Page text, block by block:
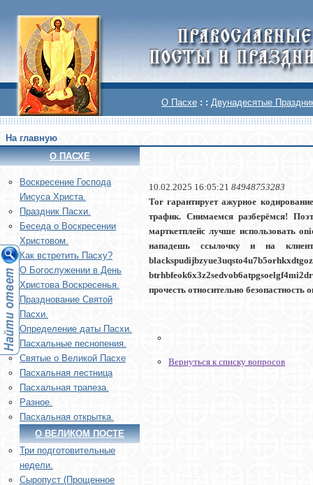
О Пасхе : : Двунадесятые
На главную
О ПАСХЕ
Воскреcение Господа
Иисуса Христа.
Праздник Пасхи.
Беседа о Воскресении
Христовом.
Как встретить Пасху?
О Богослужении в День
Христова Воскресенья.
Празднование Святой
Пасхи.
Определение даты Пасхи.
Пасхальные песнопения.
Святые о Великой Пасхе
Пасхальная лестница
Пасхальная трапеза.
Разное.
Пасхальная открытка.
О ВЕЛИКОМ ПОСТЕ
Три подготовительные
недели.
Сыропуст (Прощенное
10.02.2025 16:05:21 84948753283
Tor гарантирует ажурное
трафик. Снимаемся разберёмся!
марткетплейс лучше использовать
нападешь ссылочку и на
прочесть относительно
Вернуться к списку вопросов